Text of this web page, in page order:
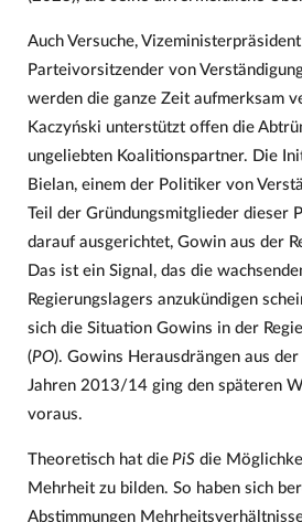
Auch Versuche,
Parteivorsitzender von
werden die ganze Zeit aufmerksam
Kaczyński unterstützt offen die
ungeliebten Koalitionspartner. Die
Bielan, einem der Politiker von
Teil der Gründungsmitglieder dieser
darauf ausgerichtet, Gowin aus der
Das ist ein Signal, das die
Regierungslagers anzukündigen
sich die Situation Gowins in der
(PO). Gowins Herausdrängen aus der
Jahren 2013/14 ging den späteren
voraus.
Theoretisch hat diePiSdie
Mehrheit zu bilden. So haben sich
Abstimmungen